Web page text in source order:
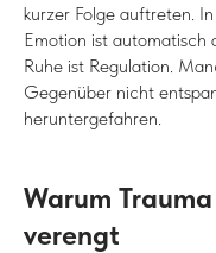
kurzer Folge auftreten.
Emotion ist automatisch
Ruhe ist Regulation.
Gegenüber nicht
heruntergefahren.
Warum
verengt